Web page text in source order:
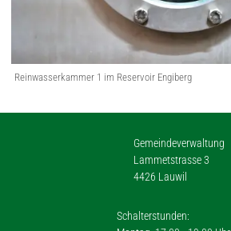
Reinwasserkammer 1 im Reservoir Engiberg
Gemeindeverwaltung
Lammetstrasse 3
4426 Lauwil
Schalterstunden: